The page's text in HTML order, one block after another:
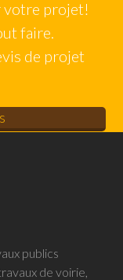
votre projet!
faire.
de projet
publics
de voirie,